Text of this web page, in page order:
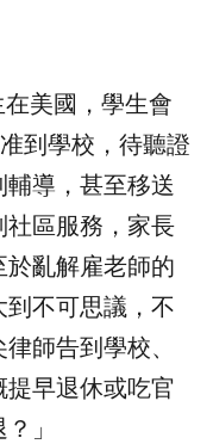
美國，學生會
到學校，待聽證
導，甚至移送
社區服務，家長
於亂解雇老師的
不可思議，不
師告到學校、
早退休或吃官
」